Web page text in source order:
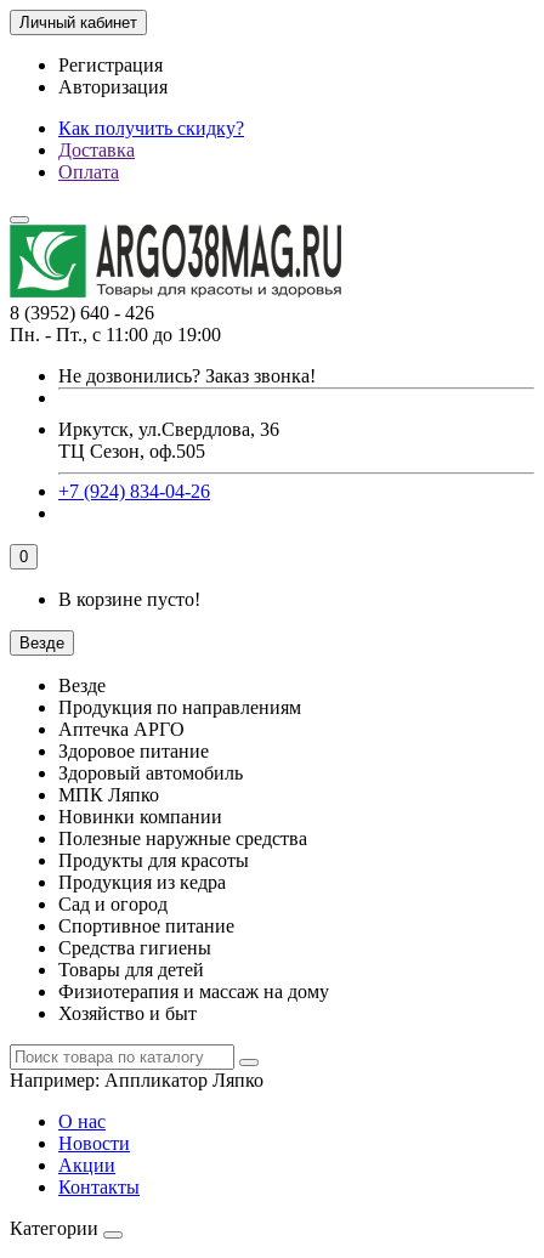
Личный кабинет
Регистрация
Авторизация
Как получить скидку?
Доставка
Оплата
8 (3952) 640 - 426
Пн. - Пт., с 11:00 до 19:00
Не дозвонились? Заказ звонка!
Иркутск, ул.Свердлова, 36
ТЦ Сезон, оф.505
+7 (924) 834-04-26
0
В корзине пусто!
Везде
Везде
Продукция по направлениям
Аптечка АРГО
Здоровое питание
Здоровый автомобиль
МПК Ляпко
Новинки компании
Полезные наружные средства
Продукты для красоты
Продукция из кедра
Сад и огород
Спортивное питание
Средства гигиены
Товары для детей
Физиотерапия и массаж на дому
Хозяйство и быт
Например: Аппликатор Ляпко
О нас
Новости
Акции
Контакты
Категории